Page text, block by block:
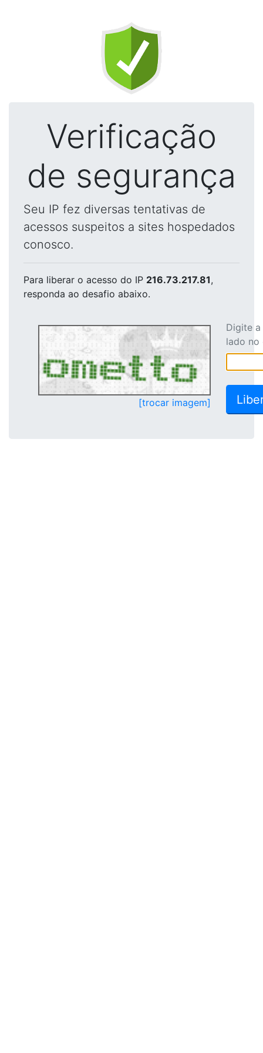
Verificação
de segurança
Seu IP fez diversas tentativas de
acessos suspeitos a sites hospedados
conosco.
Para liberar o acesso do IP 216.73.217.81,
responda ao desafio abaixo.
[trocar imagem]
Digite
lado no